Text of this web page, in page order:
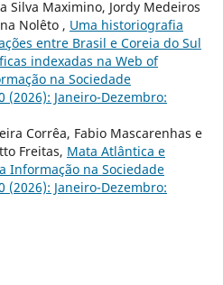
Silva Maximino, Jordy Medeiros
Nolêto , Uma historiografia
entre Brasil e Coreia do Sul
indexadas na Web of
na Sociedade
(2026): Janeiro-Dezembro:
Corrêa, Fabio Mascarenhas e
Freitas, Mata Atlântica e
Informação na Sociedade
(2026): Janeiro-Dezembro: